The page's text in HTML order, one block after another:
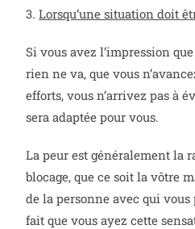
3.Lorsqu’une situation doit
Si vous avez l’impression
rien ne va, que vous
efforts, vous n’arrivez pas à
sera adaptée pour vous.
La peur est généralement la
blocage, que ce soit la vôtre
de la personne avec qui
fait que vous ayez cette